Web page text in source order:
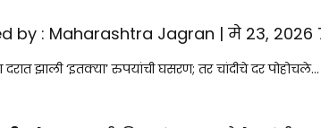
by : Maharashtra Jagran | मे 23, 2026